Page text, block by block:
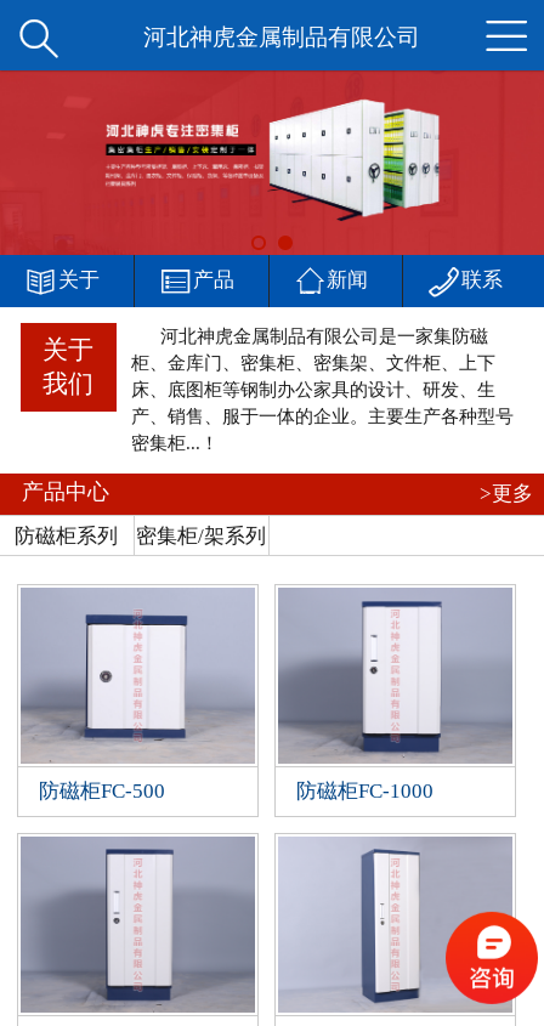
网站首页
产品中心
新闻中心
客户案例
厂区一角
在线留言
河北神虎金属制品有限公司 

 关于  产品 新闻 联系
关于
我们
河北神虎金属制品有限公司是一家集防磁
柜、金库门、密集柜、密集架、文件柜、上下
床、底图柜等钢制办公家具的设计、研发、生
产、销售、服于一体的企业。主要生产各种型号
密集柜...！
产品中心
>更多
防磁柜系列
密集柜/架系列
防磁柜FC-500 防磁柜FC-1000